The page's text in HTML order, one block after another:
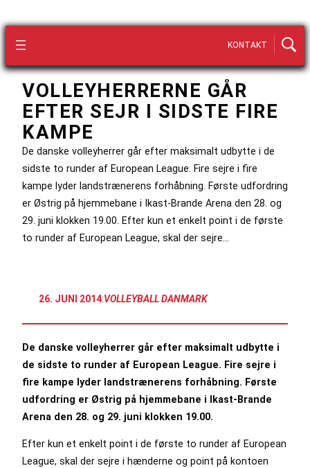
KONTAKT
VOLLEYHERRERNE GÅR
EFTER SEJR I SIDSTE FIRE
KAMPE
De danske volleyherrer går efter maksimalt udbytte i de
sidste to runder af European League. Fire sejre i fire
kampe lyder landstrænerens forhåbning. Første udfordring
er Østrig på hjemmebane i Ikast-Brande Arena den 28. og
29. juni klokken 19.00. Efter kun et enkelt point i de første
to runder af European League, skal der sejre…
26. JUNI 2014:VOLLEYBALL DANMARK
De danske volleyherrer går efter maksimalt udbytte i
de sidste to runder af European League. Fire sejre i
fire kampe lyder landstrænerens forhåbning. Første
udfordring er Østrig på hjemmebane i Ikast-Brande
Arena den 28. og 29. juni klokken 19.00.
Efter kun et enkelt point i de første to runder af European
League, skal der sejre i hænderne og point på kontoen